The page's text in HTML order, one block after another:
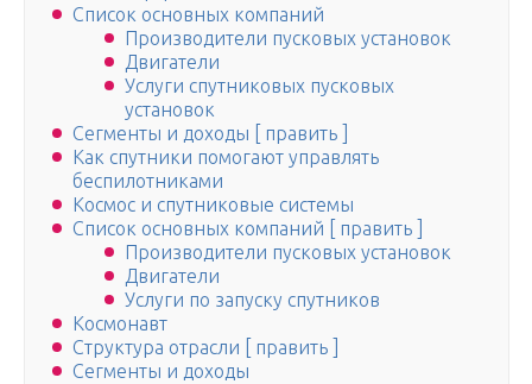
Список основных компаний
Производители пусковых установок
Двигатели
Услуги спутниковых пусковых
установок
Сегменты и доходы [ править ]
Как спутники помогают управлять
беспилотниками
Космос и спутниковые системы
Список основных компаний [ править ]
Производители пусковых установок
Двигатели
Услуги по запуску спутников
Космонавт
Структура отрасли [ править ]
Сегменты и доходы